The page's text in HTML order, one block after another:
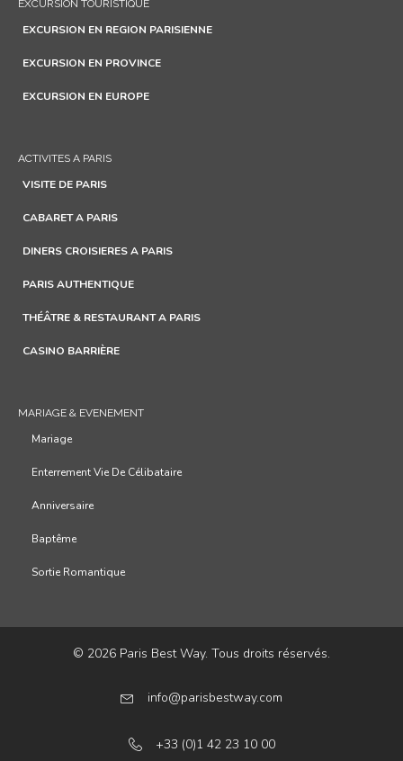
EXCURSION TOURISTIQUE
EXCURSION EN REGION PARISIENNE
EXCURSION EN PROVINCE
EXCURSION EN EUROPE
ACTIVITES A PARIS
VISITE DE PARIS
CABARET A PARIS
DINERS CROISIERES A PARIS
PARIS AUTHENTIQUE
THÉÂTRE & RESTAURANT A PARIS
CASINO BARRIÈRE
MARIAGE & EVENEMENT
Mariage
Enterrement Vie De Célibataire
Anniversaire
Baptême
Sortie Romantique
© 2026 Paris Best Way. Tous droits réservés.
info@parisbestway.com
+33 (0)1 42 23 10 00